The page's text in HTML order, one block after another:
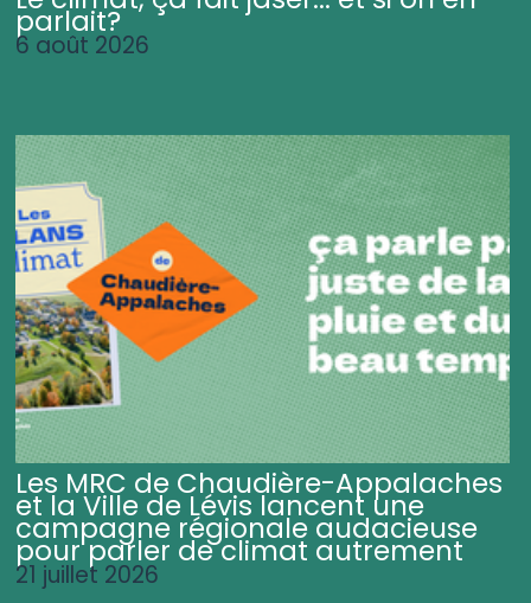
parlait?
6 août 2026
Les MRC de Chaudière-Appalaches
et la Ville de Lévis lancent une
campagne régionale audacieuse
pour parler de climat autrement
21 juillet 2026